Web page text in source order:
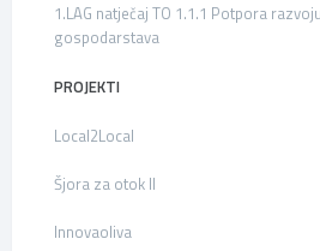
1.LAG natječaj TO 1.1.1 Potpora
gospodarstava
PROJEKTI
Local2Local
Šjora za otok II
Innovaoliva